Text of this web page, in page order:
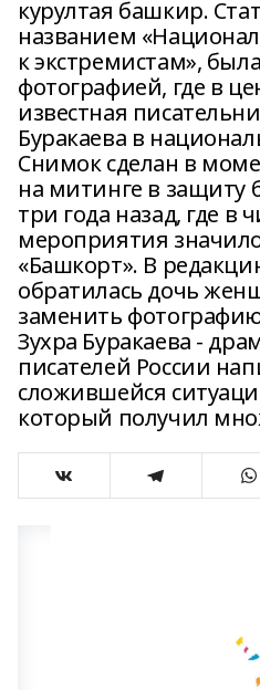
курултая башкир.
названием
к экстремистам»,
фотографией, где в
известная
Буракаева в
Снимок сделан в
на митинге в защиту
три года назад, где в
мероприятия
«Башкорт». В
обратилась дочь
заменить
Зухра Буракаева -
писателей России
сложившейся
который получил